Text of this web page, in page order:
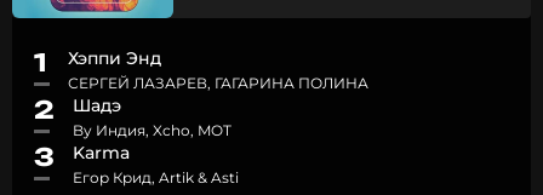
1 Хэппи Энд
СЕРГЕЙ ЛАЗАРЕВ, ГАГАРИНА ПОЛИНА
2 Шадэ
By Индия, Xcho, MOT
3 Karma
Егор Крид, Artik & Asti